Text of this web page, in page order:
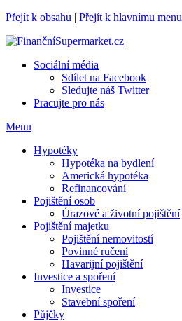
Přejít k obsahu | Přejít k hlavnímu menu
Sociální média
Sdílet na Facebook
Sledujte náš Twitter
Pracujte pro nás
Menu
Hypotéky
Hypotéka na bydlení
Americká hypotéka
Refinancování
Pojištění osob
Úrazové a životní pojištění
Pojištění majetku
Pojištění nemovitostí
Povinné ručení
Havarijní pojištění
Investice a spoření
Investice
Stavební spoření
Půjčky